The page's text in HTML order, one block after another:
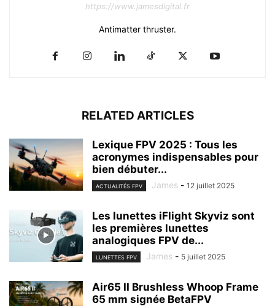
https://www.jamesdigital.fr
Antimatter thruster.
RELATED ARTICLES
Lexique FPV 2025 : Tous les
acronymes indispensables pour
bien débuter...
ACTUALITÉS FPV James - 12 juillet 2025
Les lunettes iFlight Skyviz sont
les premières lunettes
analogiques FPV de...
LUNETTES FPV James - 5 juillet 2025
Air65 II Brushless Whoop Frame
65 mm signée BetaFPV